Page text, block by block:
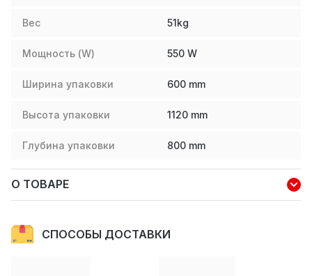
Вес 51kg
Мощность (W) 550 W
Ширина упаковки 600 mm
Высота упаковки 1120 mm
Глубина упаковки 800 mm
О ТОВАРЕ
СПОСОБЫ ДОСТАВКИ